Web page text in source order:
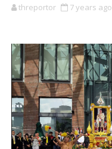
threportor 7 years ago